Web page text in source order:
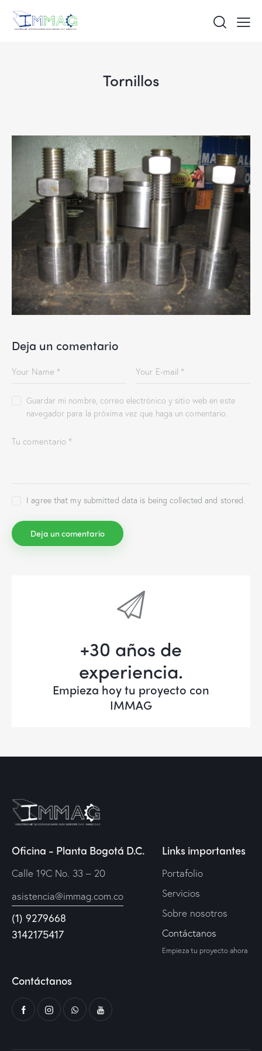
Tornillos
Deja un comentario
Guardar mi nombre, correo electrónico y sitio web en este
navegador para la próxima vez que haga un comentario.
I agree that my submitted data is being collected and stored.
+30 años de
experiencia.
Empieza hoy tu proyecto con
IMMAG
Oficina - Planta Bogotá D.C.
Calle 19C No. 33 – 20
asistencia@immag.com.co
(1) 9279668
3142175417
Links importantes
Portafolio
Servicios
Sobre nosotros
Contáctanos
Empieza tu proyecto ahora
Contáctanos